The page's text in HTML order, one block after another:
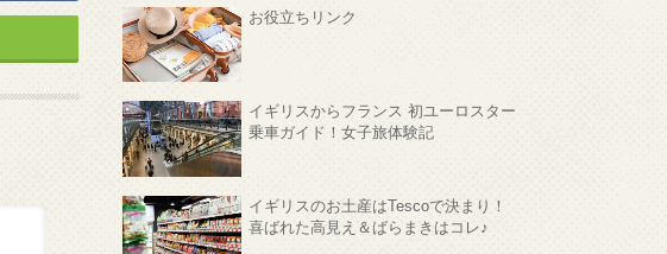
お役立ちリンク
イギリスからフランス 初ユーロスター
乗車ガイド！女子旅体験記
イギリスのお土産はTescoで決まり！
喜ばれた高見え＆ばらまきはコレ♪